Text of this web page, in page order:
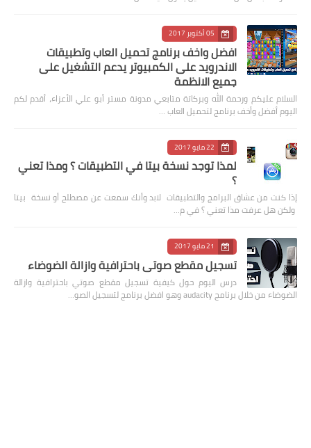
05 أكتوبر 2017
افضل واخف برنامج تحميل العاب وتطبيقات
الاندرويد على الكمبيوتر يدعم التشغيل على
جميع الانظمة
السلام عليكم ورحمة الله وبركاتة متابعي مدونة مستر أبو علي الأعزاء، أقدم لكم
اليوم أفضل وأخف برنامج لتحميل العاب …
22 مايو 2017
لمذا توجد نسخة بيتا في التطبيقات ؟ ومذا تعني
؟
إذا كنت من عشاق البرامج والتطبيقات لابد وأنك سمعت عن مصطلح أو نسخة بيتا
ولكن هل عرفت مذا تعني ؟ في م…
21 مايو 2017
تسجيل مقطع صوتي باحترافية وازالة الضوضاء
درس اليوم حول كيفية تسجيل مقطع صوتي باحترافية وازالة
الضوضاء من خلال برنامج audacity وهو افضل برنامج لتسجيل الصو…